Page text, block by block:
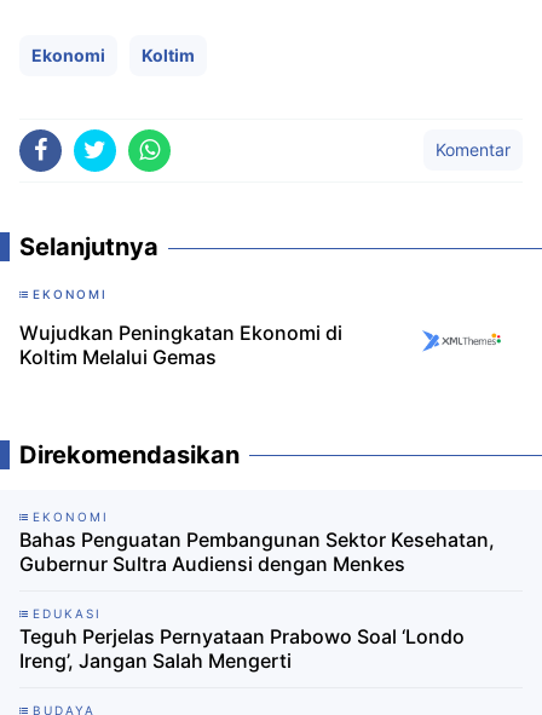
Ekonomi Koltim
Komentar
Selanjutnya
EKONOMI
Wujudkan Peningkatan Ekonomi di
Koltim Melalui Gemas
Direkomendasikan
EKONOMI
Bahas Penguatan Pembangunan Sektor Kesehatan,
Gubernur Sultra Audiensi dengan Menkes
EDUKASI
Teguh Perjelas Pernyataan Prabowo Soal ‘Londo
Ireng’, Jangan Salah Mengerti
BUDAYA